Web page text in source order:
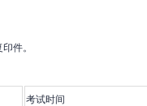
件。
考试时间